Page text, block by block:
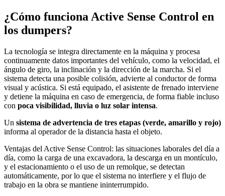
¿Cómo funciona Active Sense Control en
los dumpers?
La tecnología se integra directamente en la máquina y procesa
continuamente datos importantes del vehículo, como la velocidad, el
ángulo de giro, la inclinación y la dirección de la marcha. Si el
sistema detecta una posible colisión, advierte al conductor de forma
visual y acústica. Si está equipado, el asistente de frenado interviene
y detiene la máquina en caso de emergencia, de forma fiable incluso
con poca visibilidad, lluvia o luz solar intensa.
Un sistema de advertencia de tres etapas (verde, amarillo y rojo)
informa al operador de la distancia hasta el objeto.
Ventajas del Active Sense Control: las situaciones laborales del día a
día, como la carga de una excavadora, la descarga en un montículo,
y el estacionamiento o el uso de un remolque, se detectan
automáticamente, por lo que el sistema no interfiere y el flujo de
trabajo en la obra se mantiene ininterrumpido.